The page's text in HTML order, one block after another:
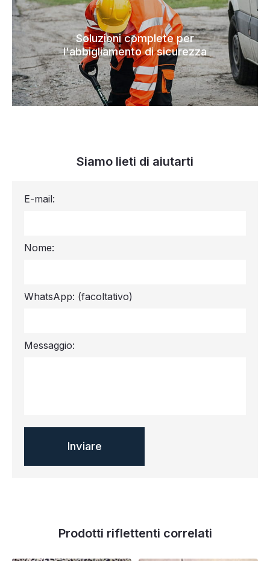
Soluzioni complete per
l'abbigliamento di sicurezza
Siamo lieti di aiutarti
E-mail:
Nome:
WhatsApp: (facoltativo)
Messaggio:
Prodotti riflettenti correlati